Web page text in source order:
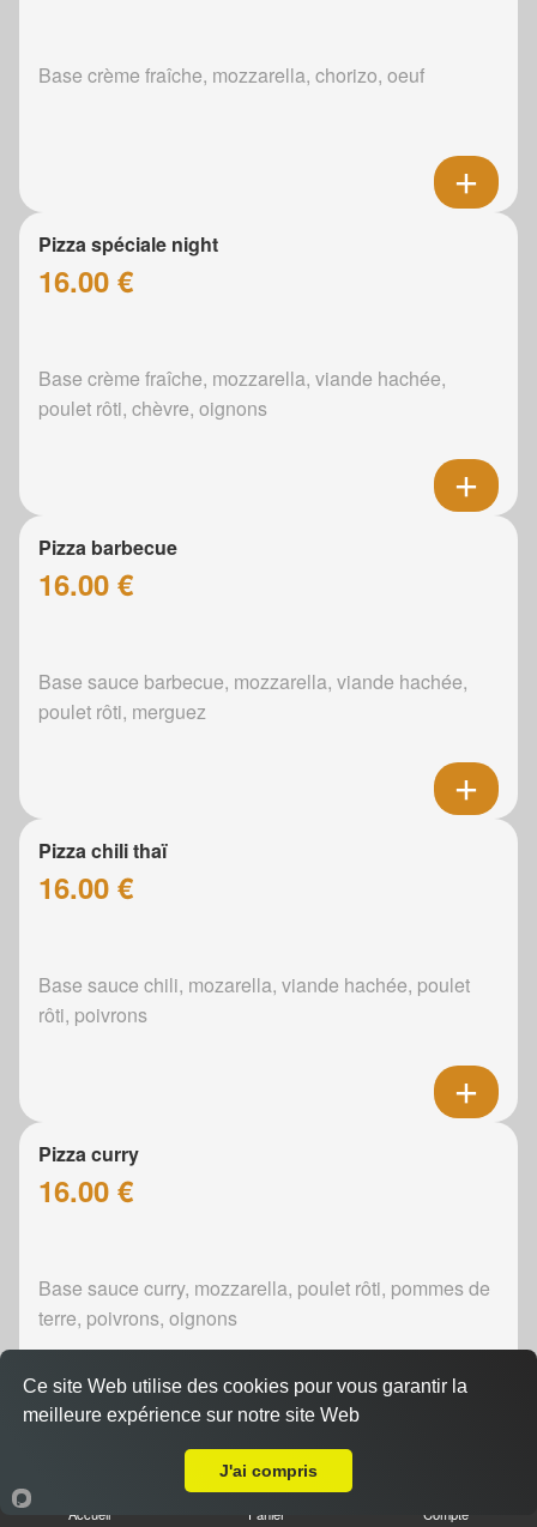
Base crème fraîche, mozzarella, chorizo, oeuf
Pizza spéciale night
16.00 €
Base crème fraîche, mozzarella, viande hachée,
poulet rôti, chèvre, oignons
Pizza barbecue
16.00 €
Base sauce barbecue, mozzarella, viande hachée,
poulet rôti, merguez
Pizza chili thaï
16.00 €
Base sauce chili, mozarella, viande hachée, poulet
rôti, poivrons
Pizza curry
16.00 €
Base sauce curry, mozzarella, poulet rôti, pommes de
terre, poivrons, oignons
Accueil Panier Compte
Ce site Web utilise des cookies pour vous garantir la
meilleure expérience sur notre site Web
J'ai compris